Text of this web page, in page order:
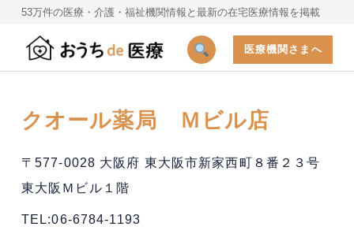
53万件の医療・介護・福祉機関情報と最新の在宅医療情報を掲載
医療機関さまへ
クオール薬局 Ｍビル店
〒577-0028 大阪府 東大阪市新家西町８番２３号
東大阪Ｍビル１階
TEL:06-6784-1193